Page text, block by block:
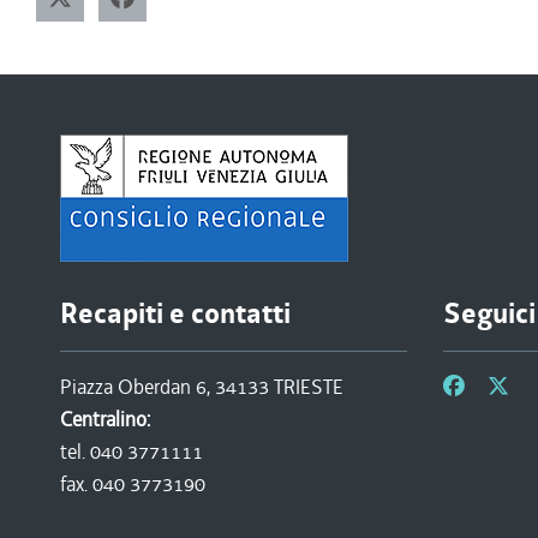
Recapiti e contatti
Piazza Oberdan 6, 34133 TRIESTE
Centralino:
tel. 040 3771111
fax. 040 3773190